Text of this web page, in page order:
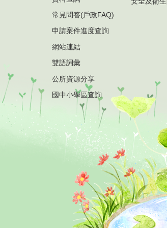
常見問答(戶政FAQ)
申請案件進度查詢
網站連結
雙語詞彙
公所資源分享
國中小學區查詢